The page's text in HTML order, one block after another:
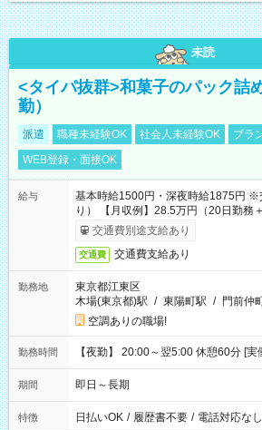
未読
<タイパ抜群>和菓子のパック詰
勤）
派遣 職種未経験OK 社会人未経験OK
ブラ
WEB登録・面接OK
給与
基本時給1500円・深夜時給1875円 ※
り） 【月収例】28.5万円（20日勤務
合）交通費別途支給あり
交通費 交通費支給あり
勤務地
東京都江東区
木場(東京都)駅 / 東陽町駅 / 門前仲
空調ありの職場!
勤務時間 【夜勤】 20:00～翌5:00 休憩60分 [
期間 即日～長期
特徴 日払いOK / 履歴書不要 / 電話対応なし